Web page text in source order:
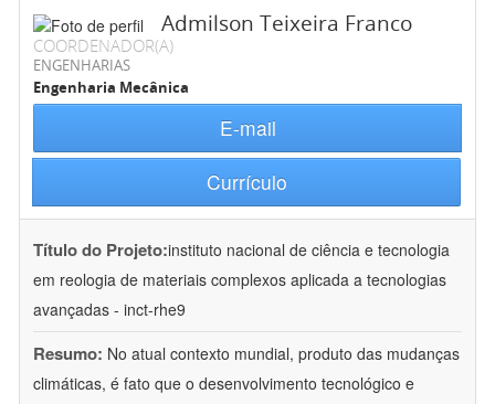
Admilson Teixeira Franco
COORDENADOR(A)
ENGENHARIAS
Engenharia Mecânica
E-mail
Currículo
Título do Projeto:instituto nacional de ciência e tecnologia
em reologia de materiais complexos aplicada a tecnologias
avançadas - inct-rhe9
Resumo: No atual contexto mundial, produto das mudanças
climáticas, é fato que o desenvolvimento tecnológico e